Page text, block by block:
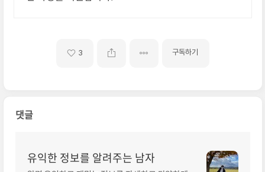
3 구독하기
댓글
유익한 정보를 알려주는 남자